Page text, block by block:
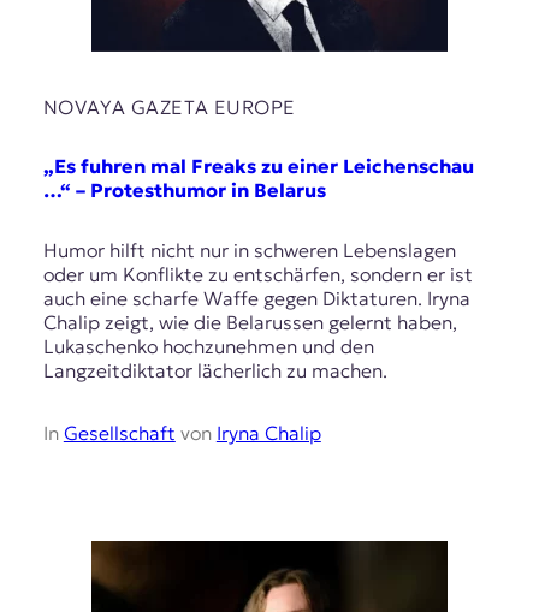
NOVAYA GAZETA EUROPE
„Es fuhren mal Freaks zu einer Leichenschau
…“ – Protesthumor in Belarus
Humor hilft nicht nur in schweren Lebenslagen
oder um Konflikte zu entschärfen, sondern er ist
auch eine scharfe Waffe gegen Diktaturen. Iryna
Chalip zeigt, wie die Belarussen gelernt haben,
Lukaschenko hochzunehmen und den
Langzeitdiktator lächerlich zu machen.
In Gesellschaft von Iryna Chalip